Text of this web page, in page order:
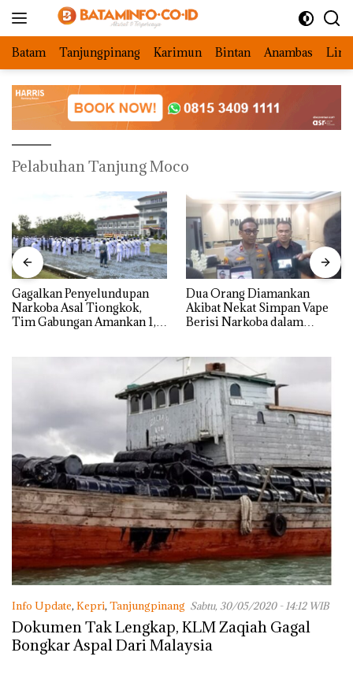
Batam Tanjungpinang Karimun Bintan Anambas
Pelabuhan Tanjung Moco
Gagalkan Penyelundupan
Narkoba Asal Tiongkok,
Tim Gabungan Amankan 1,3
Dua Orang Diamankan
Akibat Nekat Simpan Vape
Berisi Narkoba dalam
Info Update, Kepri, Tanjungpinang Sabtu, 30/05/2020 - 14:12 WIB
Dokumen Tak Lengkap, KLM Zaqiah Gagal
Bongkar Aspal Dari Malaysia